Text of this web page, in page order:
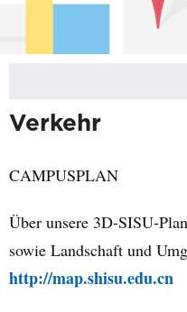
Verkehr
CAMPUSPLAN
Über unsere 3D-SISU-
sowie Landschaft und
http://map.shisu.edu.cn